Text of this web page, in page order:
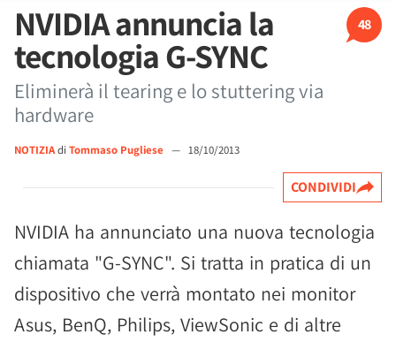
48
NVIDIA annuncia la
tecnologia G-SYNC
Eliminerà il tearing e lo stuttering via
hardware
NOTIZIAdi Tommaso Pugliese — 18/10/2013
CONDIVIDI
NVIDIA ha annunciato una nuova tecnologia
chiamata "G-SYNC". Si tratta in pratica di un
dispositivo che verrà montato nei monitor
Asus, BenQ, Philips, ViewSonic e di altre